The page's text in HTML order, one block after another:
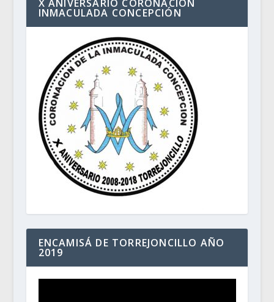
X ANIVERSARIO CORONACIÓN
INMACULADA CONCEPCIÓN
ENCAMISÁ DE TORREJONCILLO AÑO
2019